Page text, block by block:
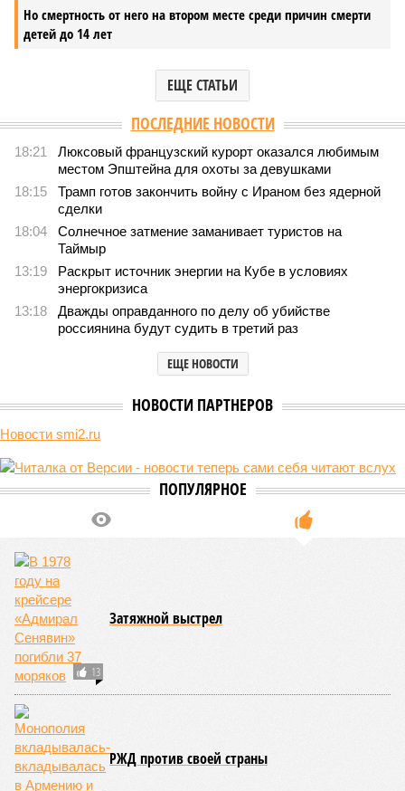
Но смертность от него на втором месте среди причин смерти
детей до 14 лет
ЕЩЕ СТАТЬИ
ПОСЛЕДНИЕ НОВОСТИ
18:21
Люксовый французский курорт оказался любимым
местом Эпштейна для охоты за девушками
18:15
Трамп готов закончить войну с Ираном без ядерной
сделки
18:04
Солнечное затмение заманивает туристов на
Таймыр
13:19
Раскрыт источник энергии на Кубе в условиях
энергокризиса
13:18
Дважды оправданного по делу об убийстве
россиянина будут судить в третий раз
ЕЩЕ НОВОСТИ
НОВОСТИ ПАРТНЕРОВ
Новости smi2.ru
ПОПУЛЯРНОЕ
13
Затяжной выстрел
РЖД против своей страны